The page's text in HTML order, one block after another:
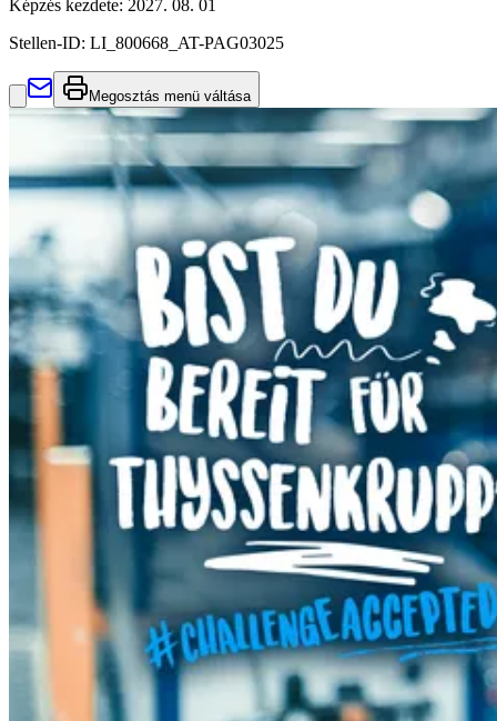
Képzés kezdete: 2027. 08. 01
Stellen-ID: LI_800668_AT-PAG03025
Megosztás menü váltása